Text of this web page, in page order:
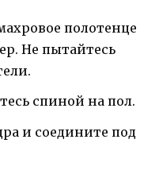
полотенце
Не пытайтесь
спиной на пол.
и соедините под